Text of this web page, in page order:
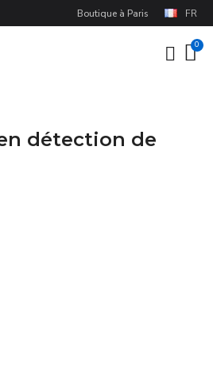
Boutique à Paris FR
détection de